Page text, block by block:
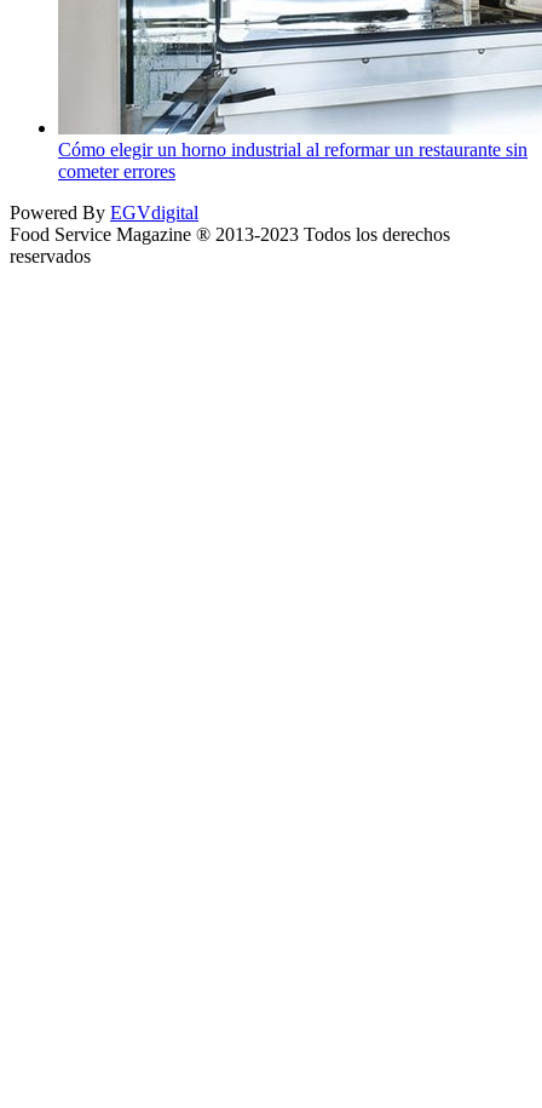
Cómo elegir un horno industrial al reformar un restaurante sin
cometer errores
Powered By EGVdigital
Food Service Magazine ® 2013-2023 Todos los derechos
reservados